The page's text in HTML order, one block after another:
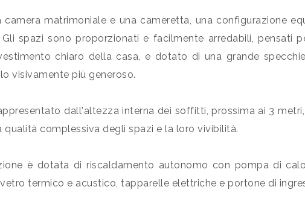
matrimoniale e una cameretta, una configurazione
spazi sono proporzionati e facilmente arredabili, pensati
chiaro della casa, e dotato di una grande
visivamente più generoso.
dall'altezza interna dei soffitti, prossima ai 3
qualità complessiva degli spazi e la loro vivibilità.
è dotata di riscaldamento autonomo con pompa di
termico e acustico, tapparelle elettriche e portone di